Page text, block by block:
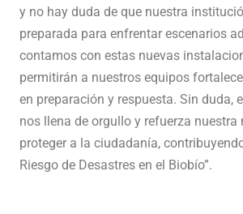
y no hay duda de que nuestra
preparada para enfrentar escenarios
contamos con estas nuevas
permitirán a nuestros equipos
en preparación y respuesta. Sin duda,
nos llena de orgullo y refuerza nuestra
proteger a la ciudadanía,
Riesgo de Desastres en el Biobío”.